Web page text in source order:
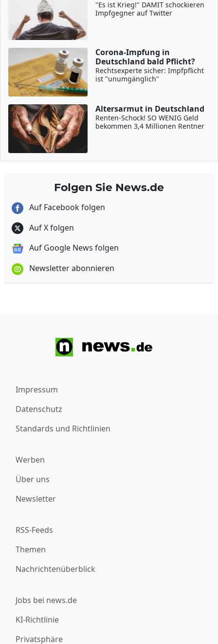
"Es ist Krieg!" DAMIT schockieren
Impfgegner auf Twitter
Corona-Impfung in
Deutschland bald Pflicht?
Rechtsexperte sicher: Impfpflicht
ist "unumgänglich"
Altersarmut in Deutschland
Renten-Schock! SO WENIG Geld
bekommen 3,4 Millionen Rentner
Folgen Sie News.de
Auf Facebook folgen
Auf X folgen
Auf Google News folgen
Newsletter abonnieren
Impressum
Datenschutz
Standards und Richtlinien
Werben
Über uns
Newsletter
RSS-Feeds
Themen
Nachrichtenüberblick
Jobs bei news.de
KI-Richtlinie
Privatsphäre